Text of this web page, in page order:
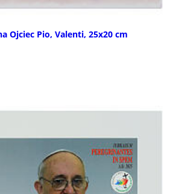
Ojciec Pio, Valenti, 25x20 cm